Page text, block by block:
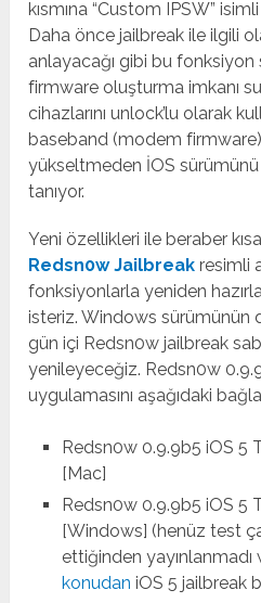
kısmına “Custom IPSW”
Daha önce jailbreak ile ilgili
anlayacağı gibi bu
firmware oluşturma imkanı
cihazlarını unlock’lu olarak
baseband (modem
yükseltmeden İOS
tanıyor.
Yeni özellikleri ile beraber
Redsn0w Jailbreak resimli
fonksiyonlarla yeniden
isteriz. Windows sürümünün
gün içi Redsn0w jailbreak
yenileyeceğiz. Redsn0w
uygulamasını aşağıdaki
Redsn0w 0.9.9b5 iOS 5
[Mac]
Redsn0w 0.9.9b5 iOS 5
[Windows] (henüz test
ettiğinden yayınlanmadı
konudan iOS 5 jailbreak